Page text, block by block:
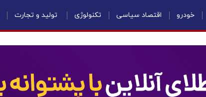
خودرو اقتصاد سیاسی تکنولوژی تولید و تجارت